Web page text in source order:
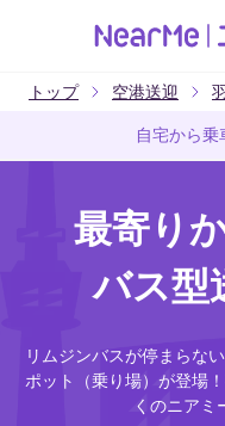
お得なキャンペーンやク
友だちに追加
日本語 English 簡体
トップ 空港送迎
自宅から
最寄り
バス型
リムジンバスが停まらな
ポット（乗り場）が登場
くのニアミ